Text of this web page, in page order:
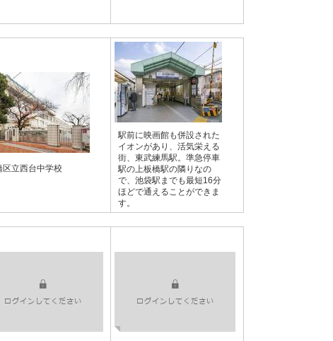
区立西台中学校
駅前に映画館も併設された
イオンがあり、活気栄える
街、東武練馬駅。準急停車
駅の上板橋駅の隣りなの
で、池袋駅までも最短16分
ほどで通えることができま
す。